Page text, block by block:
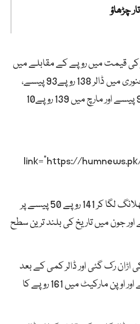
کی قیمت میں روپے کے مقابلے میں
پیش رفت جاری رہی۔ جنوری میں ڈالر 138 روپے93 پیسے،
فروری میں 138 روپے 90 پیسے اور مارچ میں 139 روپے10
link=”https://
اپریل 2019 میں ڈالر چھلانگ لگا کر 141 روپے 50 پیسے پر
میں 151 روپے اور جون میں تاریخ کی بلند ترین سطح
ڈالر کی اڑان رک گئی اور ڈالر کمی کے بعد
انٹربینک میں 160 روپے اور اوپن مارکیٹ میں 161 روپے کا